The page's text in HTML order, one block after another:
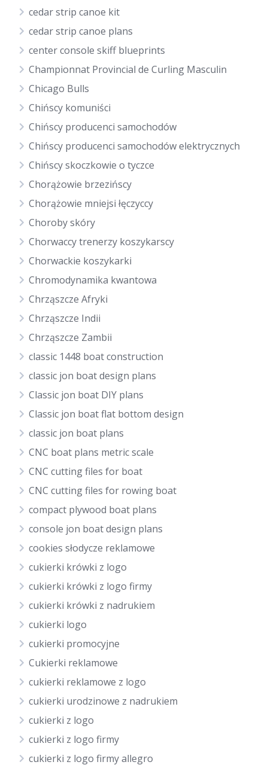
cedar strip canoe kit
cedar strip canoe plans
center console skiff blueprints
Championnat Provincial de Curling Masculin
Chicago Bulls
Chińscy komuniści
Chińscy producenci samochodów
Chińscy producenci samochodów elektrycznych
Chińscy skoczkowie o tyczce
Chorążowie brzezińscy
Chorążowie mniejsi łęczyccy
Choroby skóry
Chorwaccy trenerzy koszykarscy
Chorwackie koszykarki
Chromodynamika kwantowa
Chrząszcze Afryki
Chrząszcze Indii
Chrząszcze Zambii
classic 1448 boat construction
classic jon boat design plans
Classic jon boat DIY plans
Classic jon boat flat bottom design
classic jon boat plans
CNC boat plans metric scale
CNC cutting files for boat
CNC cutting files for rowing boat
compact plywood boat plans
console jon boat design plans
cookies słodycze reklamowe
cukierki krówki z logo
cukierki krówki z logo firmy
cukierki krówki z nadrukiem
cukierki logo
cukierki promocyjne
Cukierki reklamowe
cukierki reklamowe z logo
cukierki urodzinowe z nadrukiem
cukierki z logo
cukierki z logo firmy
cukierki z logo firmy allegro